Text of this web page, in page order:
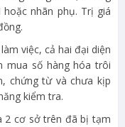
nhãn phụ. Trị giá
việc, cả hai đại diện
mua số hàng hóa trôi
chứng từ và chưa kịp
kiểm tra.
2 cơ sở trên đã bị tạm